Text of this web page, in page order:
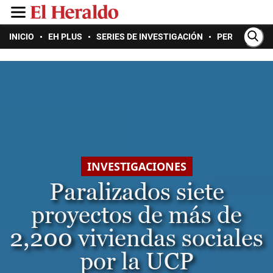
INICIO EH PLUS SERIES DE INVESTIGACIÓN PERIODISMO
INVESTIGACIONES
Paralizados siete
proyectos de más de
2,200 viviendas sociales
por la UCP